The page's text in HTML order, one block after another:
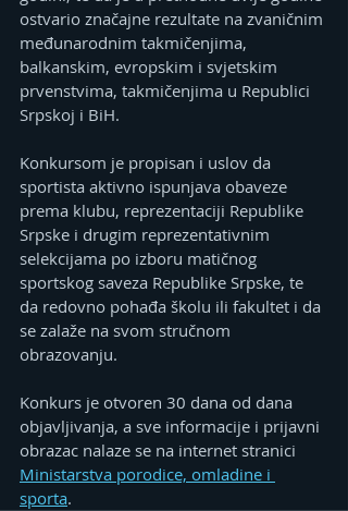
ostvario značajne rezultate na zvaničnim
međunarodnim takmičenjima,
balkanskim, evropskim i svjetskim
prvenstvima, takmičenjima u Republici
Srpskoj i BiH.
Konkursom je propisan i uslov da
sportista aktivno ispunjava obaveze
prema klubu, reprezentaciji Republike
Srpske i drugim reprezentativnim
selekcijama po izboru matičnog
sportskog saveza Republike Srpske, te
da redovno pohađa školu ili fakultet i da
se zalaže na svom stručnom
obrazovanju.
Konkurs je otvoren 30 dana od dana
objavljivanja, a sve informacije i prijavni
obrazac nalaze se na internet stranici
Ministarstva porodice, omladine i
sporta.